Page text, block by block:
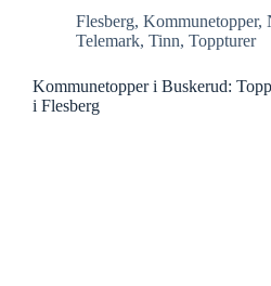
Flesberg, Kommunetopper,
Telemark, Tinn, Toppturer
Kommunetopper i Buskerud:
i Flesberg